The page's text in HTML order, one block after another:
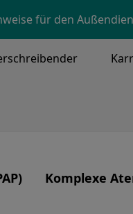
für den
Komplexe